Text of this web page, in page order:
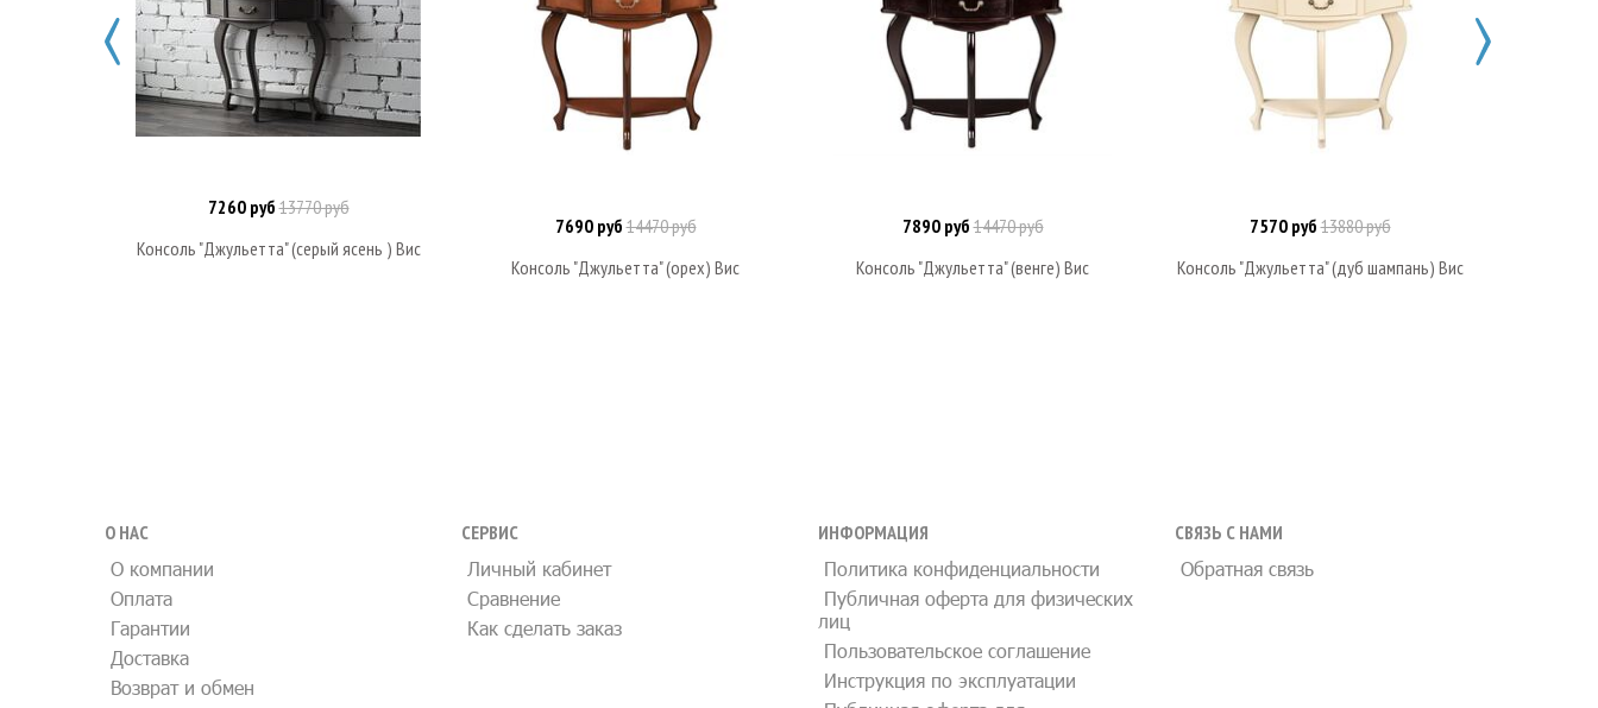
В корзину
7260 руб13770 руб
Консоль "Джульетта" (серый ясень ) Вис
В корзину
7690 руб14470 руб
Консоль "Джульетта" (орех) Вис
В корзину
7890 руб14470 руб
Консоль "Джульетта" (венге) Вис
Под заказ
7570 руб13880 руб
Консоль "Джульетта" (дуб шампань) Вис
О НАС
О компании
Оплата
Гарантии
Доставка
Возврат и обмен
СЕРВИС
Личный кабинет
Сравнение
Как сделать заказ
ИНФОРМАЦИЯ
Политика конфиденциальности
Публичная оферта для физических
лиц
Пользовательское соглашение
Инструкция по эксплуатации
СВЯЗЬ С НАМИ
Обратная связь